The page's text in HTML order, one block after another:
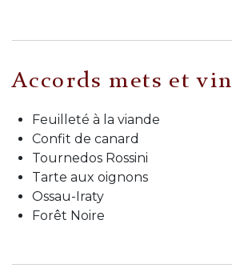
Accords mets et vin
Feuilleté à la viande
Confit de canard
Tournedos Rossini
Tarte aux oignons
Ossau-Iraty
Forêt Noire